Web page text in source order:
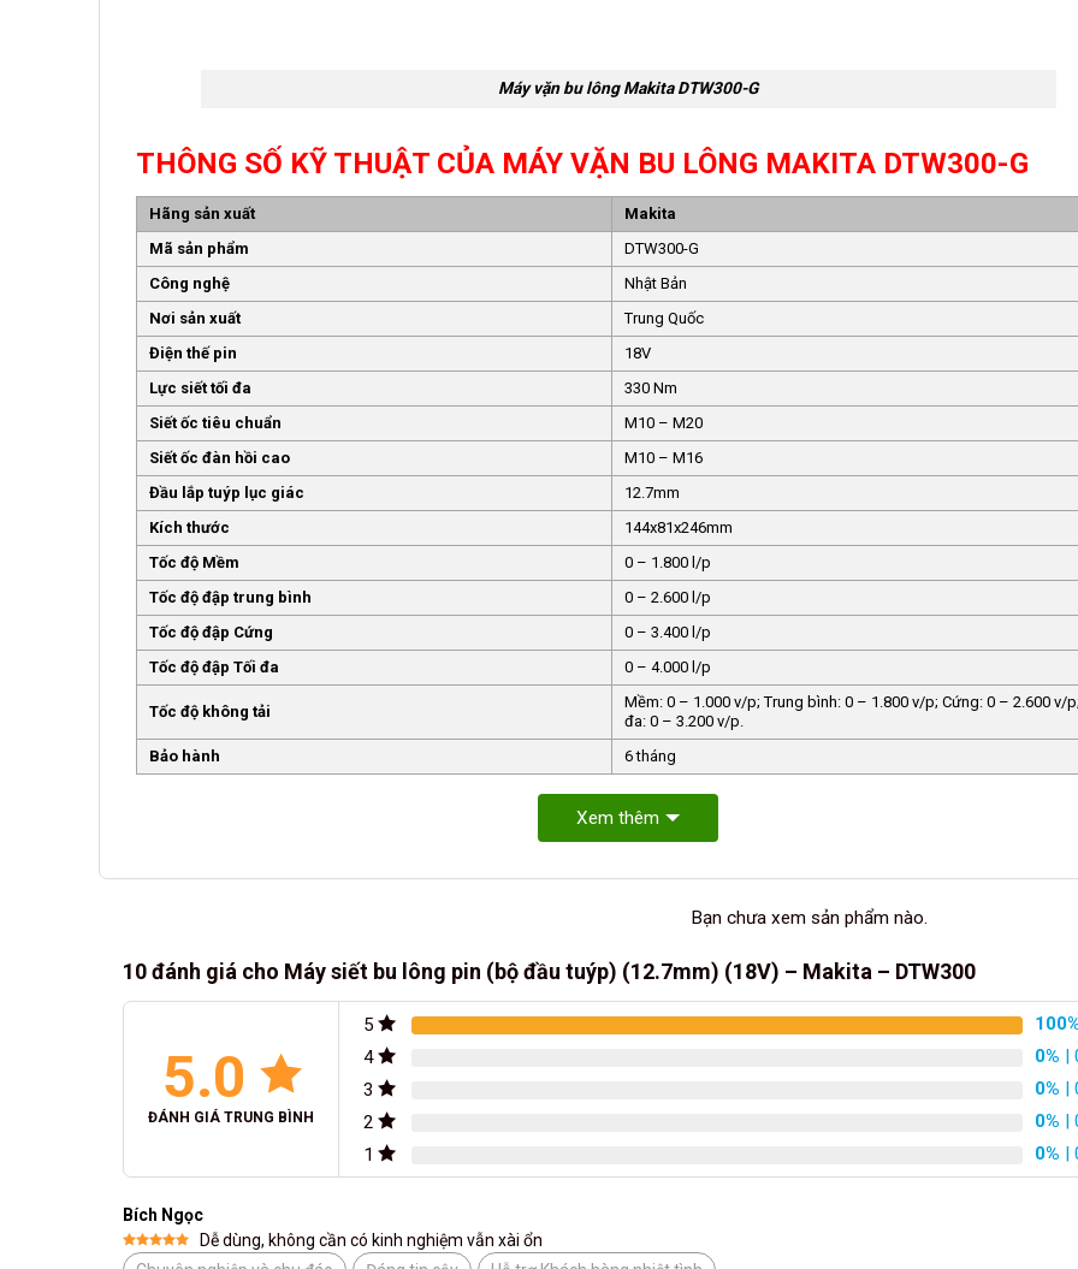
Máy vặn bu lông Makita DTW300-G
THÔNG SỐ KỸ THUẬT CỦA MÁY VẶN BU LÔNG MAKITA DTW300-G
Hãng sản xuất
Makita
Mã sản phẩm
DTW300-G
Công nghệ
Nhật Bản
Nơi sản xuất
Trung Quốc
Điện thế pin
18V
Lực siết tối đa
330 Nm
Siết ốc tiêu chuẩn
M10 – M20
Siết ốc đàn hồi cao
M10 – M16
Đầu lắp tuýp lục giác
12.7mm
Kích thước
144x81x246mm
Tốc độ Mềm
0 – 1.800 l/p
Tốc độ đập trung bình
0 – 2.600 l/p
Tốc độ đập Cứng
0 – 3.400 l/p
Tốc độ đập Tối đa
0 – 4.000 l/p
Tốc độ không tải
Mềm: 0 – 1.000 v/p; Trung bình: 0 – 1.800 v/p; Cứng: 0 – 2.600 v/
đa: 0 – 3.200 v/p.
Bảo hành
6 tháng
Xem thêm
Bạn chưa xem sản phẩm nào.
10 đánh giá cho Máy siết bu lông pin (bộ đầu tuýp) (12.7mm) (18V) – Makita – DTW300
5.0
ĐÁNH GIÁ TRUNG BÌNH
5
4
0%
3
0%
2
0%
1
0%
Bích Ngọc
Được xếp
Dễ dùng, không cần có kinh nghiệm vẫn xài ổn